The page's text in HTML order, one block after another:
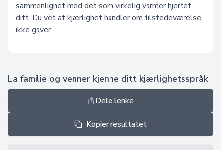
sammenlignet med det som virkelig varmer hjertet
ditt. Du vet at kjærlighet handler om tilstedeværelse,
ikke gaver.
La familie og venner kjenne ditt kjærlighetsspråk
Dele lenke
Kopier resultatet